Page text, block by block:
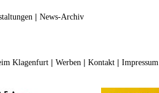
| News-Archiv
Klagenfurt| Werben | Kontakt| Impressum